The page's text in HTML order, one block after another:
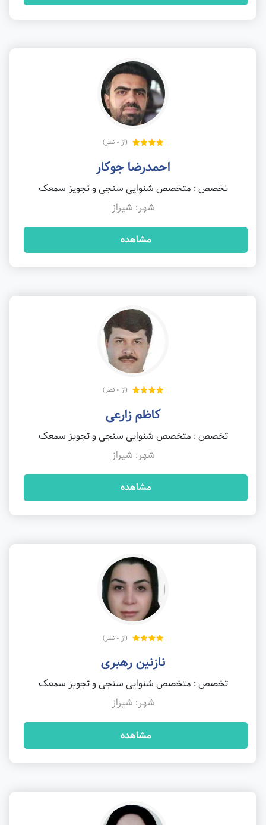
(از 0 نظر)
احمدرضا جوکار
تخصص : متخصص شنوایی سنجی و تجویز سمعک
شهر: شیراز
مشاهده
(از 0 نظر)
کاظم زارعی
تخصص : متخصص شنوایی سنجی و تجویز سمعک
شهر: شیراز
مشاهده
(از 0 نظر)
نازنین رهبری
تخصص : متخصص شنوایی سنجی و تجویز سمعک
شهر: شیراز
مشاهده